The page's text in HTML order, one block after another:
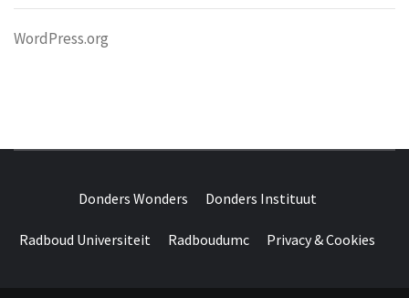
WordPress.org
WONDERS
Donders Wonders Donders Instituut
Radboud Universiteit Radboudumc Privacy & Cookies